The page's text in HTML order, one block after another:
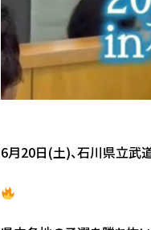
6月20日(土)、石川県立武